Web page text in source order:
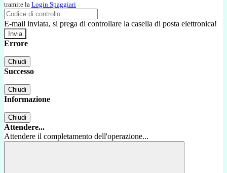
tramite la Login Spaggiari
E-mail inviata, si prega di controllare la casella di posta elettronica!
Errore
Chiudi
Successo
Chiudi
Informazione
Chiudi
Attendere...
Attendere il completamento dell'operazione...